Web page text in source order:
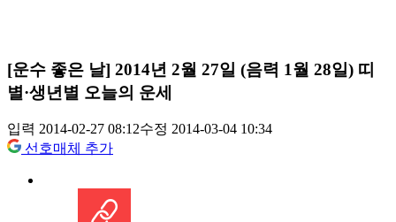
[운수 좋은 날] 2014년 2월 27일 (음력 1월 28일) 띠
별·생년별 오늘의 운세
입력 2014-02-27 08:12수정 2014-03-04 10:34
선호매체 추가